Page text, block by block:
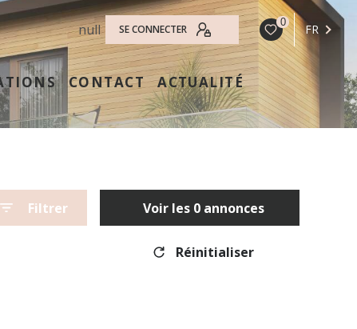
null SE CONNECTER
0 FR
CONTACT ACTUALITÉ
Filtrer Voir les 0 annonces
Réinitialiser